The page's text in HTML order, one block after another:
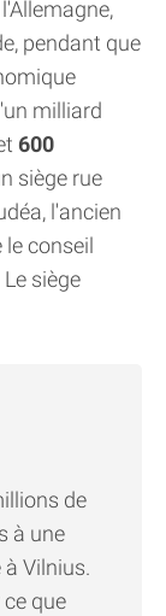
pendant que
milliard
600
siège rue
l'ancien
le conseil
siège
de
à une
Vilnius.
que